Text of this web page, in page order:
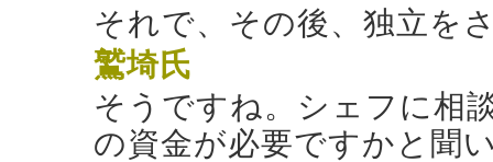
それで、その後、独立を
鷲埼氏
そうですね。シェフに相
の資金が必要ですかと聞